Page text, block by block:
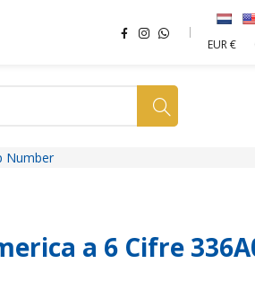
EUR €
tua SIM
Number
a 6 Cifre